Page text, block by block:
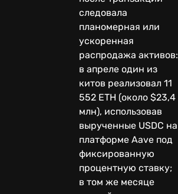
следовала
планомерная или
ускоренная
распродажа активов:
в апреле один из
китов реализовал 11
552 ETH (около $23,4
млн), использовав
вырученные USDC на
платформе Aave под
фиксированную
процентную ставку;
в том же месяце